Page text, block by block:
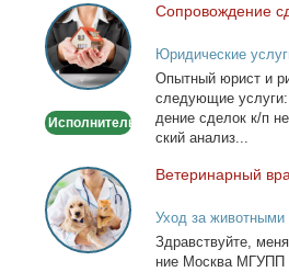
Сопровождение
сделок
с
недвижимостью
Исполнитель
Со­про­вож­де­ние
Юридические
Опыт­ный юрист и
сле­ду­ю­щие
де­ние сде­лок к/п
ский ана­лиз...
Ветеринарный
врач
-
Выезд
Ве­те­ри­нар­ный
Уход за животными
Здрав­ствуй­те,
ние Москва МГУПП